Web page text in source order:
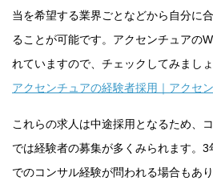
当を希望する業界ごとなどから自分に
ることが可能です。アクセンチュアの
れていますので、チェックしてみましょ
アクセンチュアの経験者採用｜アクセ
これらの求人は中途採用となるため、
では経験者の募集が多くみられます。
でのコンサル経験が問われる場合もあ